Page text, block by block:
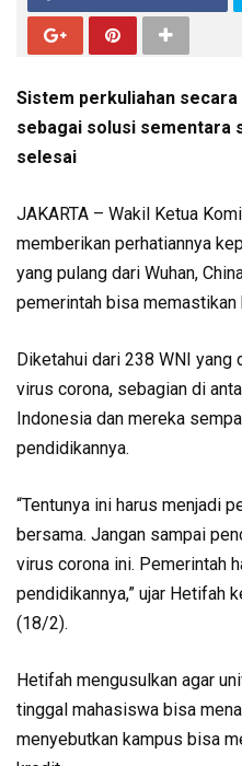
Sistem perkuliahan
sebagai solusi sementara
selesai
JAKARTA – Wakil Ketua
memberikan perhatiannya
yang pulang dari Wuhan,
pemerintah bisa memastikan
Diketahui dari 238 WNI yang
virus corona, sebagian di
Indonesia dan mereka
pendidikannya.
“Tentunya ini harus menjadi
bersama. Jangan sampai
virus corona ini. Pemerintah
pendidikannya,” ujar Hetifah
(18/2).
Hetifah mengusulkan agar
tinggal mahasiswa bisa
menyebutkan kampus bisa